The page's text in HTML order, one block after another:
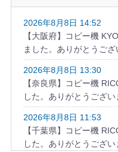
2026年8月8日 14:52
【大阪府】コピー機
ました。ありがとうござ
2026年8月8日 13:30
【奈良県】コピー機
した。ありがとうござい
2026年8月8日 11:53
【千葉県】コピー機
した。ありがとうござい